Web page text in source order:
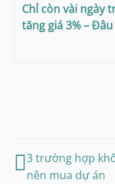
Chỉ còn vài ngày
tăng giá 3% –
3 trường hợp
nên mua dự án